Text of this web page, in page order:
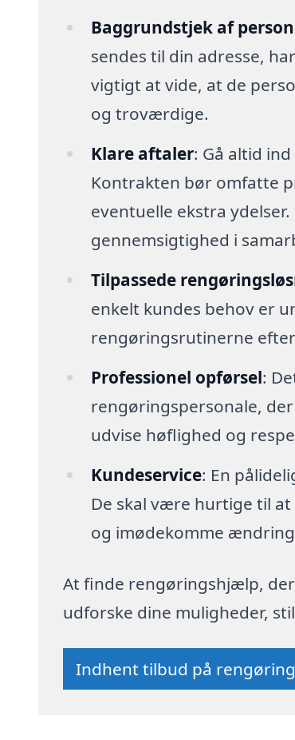
Baggrundstjek af
sendes til din adresse,
vigtigt at vide, at de
og troværdige.
Klare aftaler: Gå altid
Kontrakten bør omfatte
eventuelle ekstra
gennemsigtighed i
Tilpassede
enkelt kundes behov er
rengøringsrutinerne
Professionel opførsel:
rengøringspersonale,
udvise høflighed og
Kundeservice: En
De skal være hurtige til
og imødekomme
At finde rengøringshjælp,
udforske dine muligheder,
Indhent tilbud på